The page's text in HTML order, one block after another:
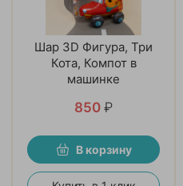
Шар 3D Фигура, Три
Кота, Компот в
машинке
850 ₽
В корзину